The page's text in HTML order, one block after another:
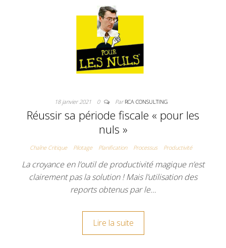
18 janvier 2021 0 ParRCA CONSULTING
Réussir sa période fiscale « pour les
nuls »
Chaîne Critique Pilotage Planification Processus Productivité
La croyance en l’outil de productivité magique n’est
clairement pas la solution ! Mais l’utilisation des
reports obtenus par le…
Lire la suite